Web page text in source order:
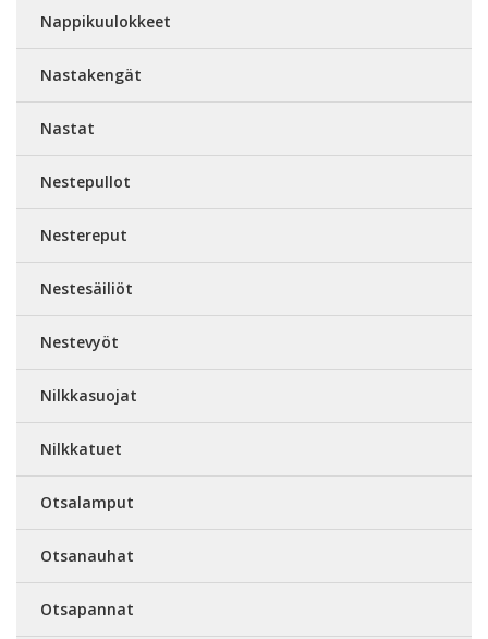
Nappikuulokkeet
Nastakengät
Nastat
Nestepullot
Nestereput
Nestesäiliöt
Nestevyöt
Nilkkasuojat
Nilkkatuet
Otsalamput
Otsanauhat
Otsapannat